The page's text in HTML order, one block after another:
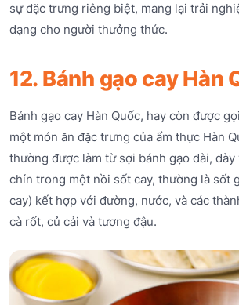
sự đặc trưng riêng biệt, mang lại trải
dạng cho người thưởng thức.
12. Bánh gạo cay Hàn
Bánh gạo cay Hàn Quốc, hay còn được
một món ăn đặc trưng của ẩm thực Hàn
thường được làm từ sợi bánh gạo dài, dày
chín trong một nồi sốt cay, thường là sốt
cay) kết hợp với đường, nước, và các
cà rốt, củ cải và tương đậu.